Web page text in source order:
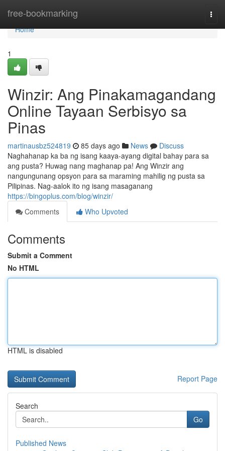
free-bookmarking
Home
Home
1
Winzir: Ang Pinakamagandang
Online Tayaan Serbisyo sa
Pinas
martinausbz524819 85 days ago News
Discuss
Naghahanap ka ba ng isang kaaya-ayang digital bahay para sa
ang pusta? Huwag nang maghanap pa! Ang Winzir ang
nangungunang opsyon para sa maraming mahilig ng pusta sa
Pilipinas. Nag-aalok ito ng isang masaganang
https://bingoplus.com/blog/winzir/
Comments
Who Upvoted
Comments
Submit a Comment
No HTML
HTML is disabled
Report Page
Search
Go
Published News